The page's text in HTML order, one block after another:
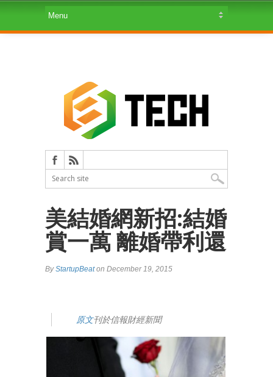
美結婚網新招:結婚
賞一萬 離婚帶利還
ByStartupBeaton December 19, 2015
原文刊於信報財經新聞